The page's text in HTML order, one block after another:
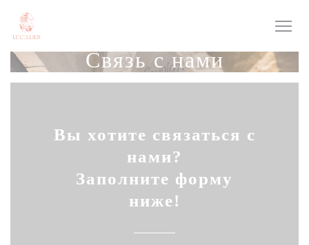
Панель управления cookies
Связь с нами
Вы хотите связаться с
нами?
Заполните форму
ниже!